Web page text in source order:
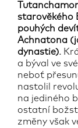
starověkého
pouhých
Achnatona
dynastie).
a býval ve
neboť
nastolil
na jediného
ostatní
změny však